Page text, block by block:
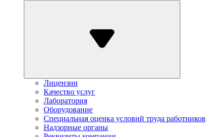
Лицензии
Качество услуг
Лаборатория
Оборудование
Специальная оценка условий труда работников
Надзорные органы